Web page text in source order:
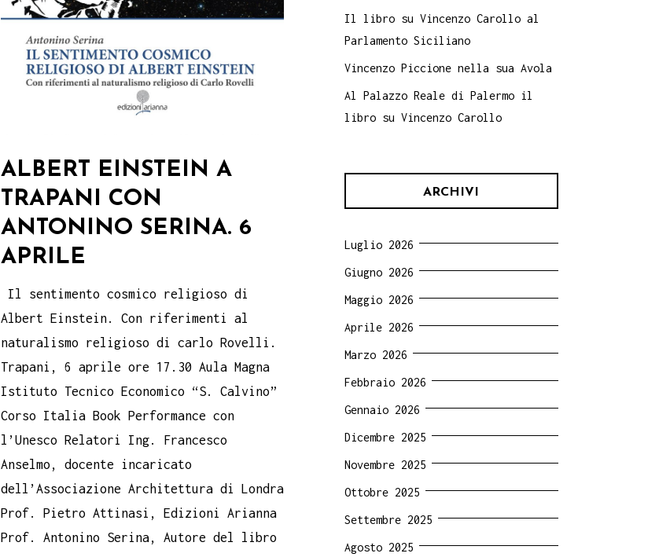
ALBERT EINSTEIN A
TRAPANI CON
ANTONINO SERINA. 6
APRILE
Il sentimento cosmico religioso di
Albert Einstein. Con riferimenti al
naturalismo religioso di carlo Rovelli.
Trapani, 6 aprile ore 17.30 Aula Magna
Istituto Tecnico Economico “S. Calvino”
Corso Italia Book Performance con
l’Unesco Relatori Ing. Francesco
Anselmo, docente incaricato
dell’Associazione Architettura di Londra
Prof. Pietro Attinasi, Edizioni Arianna
Prof. Antonino Serina, Autore del libro
Il libro su Vincenzo Carollo al
Parlamento Siciliano
Vincenzo Piccione nella sua Avola
Al Palazzo Reale di Palermo il
libro su Vincenzo Carollo
ARCHIVI
Luglio 2026
Giugno 2026
Maggio 2026
Aprile 2026
Marzo 2026
Febbraio 2026
Gennaio 2026
Dicembre 2025
Novembre 2025
Ottobre 2025
Settembre 2025
Agosto 2025